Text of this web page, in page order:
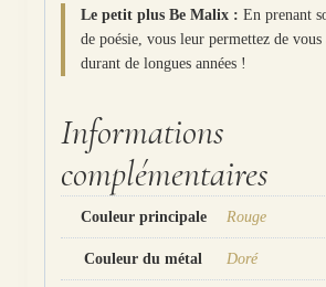
Le petit plus Be Malix : En prenant
de poésie, vous leur permettez de vous
durant de longues années !
Informations
complémentaires
Couleur principale Rouge
Couleur du métal Doré